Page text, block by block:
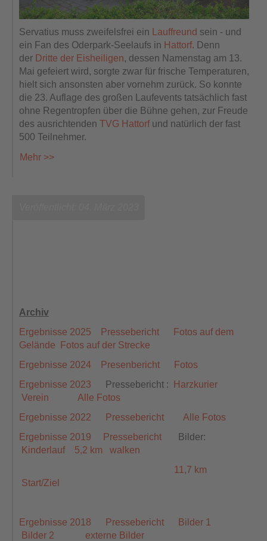
Servatius muss zweifelsfrei ein Lauffreund sein - und
ein Fan des Oderpark-Seelaufs in Hattorf. Denn
der Dritte der Eisheiligen, dessen Namenstag am 13.
Mai gefeiert wird, sorgte zwar für frische Temperaturen,
hielt sich ansonsten aber vornehm zurück. So konnte
die 23. Auflage des großen Laufevents tatsächlich fast
ohne Regentropfen über die Bühne gehen, zur Freude
des ausrichtenden TVG Hattorfund natürlich der fast
500 Teilnehmer.
Mehr >>
Archiv
Ergebnisse 2025
Pressebericht
Fotos auf dem
Gelände
Fotos auf der Strecke
Ergebnisse 2024
Presenbericht
Fotos
Ergebnisse 2023
Pressebericht :
Harzkurier
Verein
Alle Fotos
Ergebnisse 2022
Pressebericht
Alle Fotos
Ergebnisse 2019
Pressebericht Bilder:
Kinderlauf
5,2 km
walken
11,7 km
Start/Ziel
Ergebnisse 2018 Pressebericht
Bilder 1
Bilder 2
externe Bilder